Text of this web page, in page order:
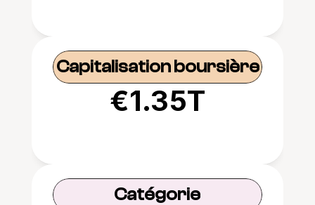
Capitalisation boursière
€1.35T
Catégorie